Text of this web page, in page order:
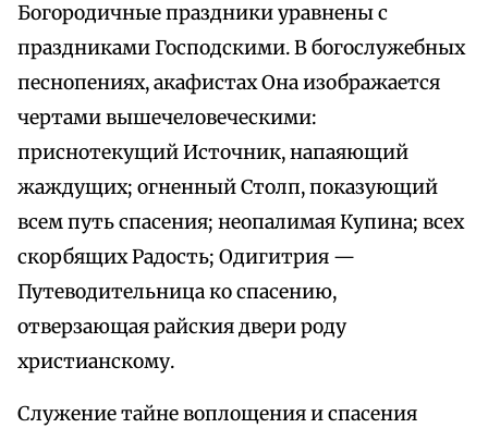
Богородичные праздники уравнены с
праздниками Господскими. В богослужебных
песнопениях, акафистах Она изображается
чертами вышечеловеческими:
приснотекущий Источник, напаяющий
жаждущих; огненный Столп, показующий
всем путь спасения; неопалимая Купина; всех
скорбящих Радость; Одигитрия —
Путеводительница ко спасению,
отверзающая райския двери роду
христианскому.
Служение тайне воплощения и спасения